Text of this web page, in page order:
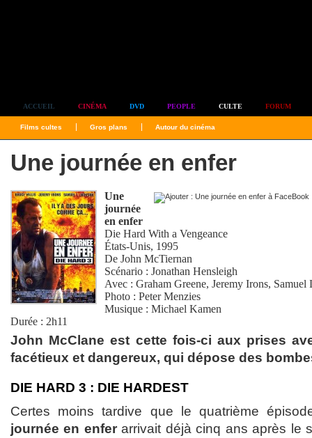
ACCUEIL CINÉMA DVD PEOPLE CULTE FORUM
Films cultes Gros plans Autour du cinéma
Une journée en enfer
Une
journée
en enfer
Die Hard With a Vengeance
États-Unis, 1995
DeJohn McTiernan
Scénario :Jonathan Hensleigh
Avec :Graham Greene,Jeremy Irons, Samuel
Photo :Peter Menzies
Musique :Michael Kamen
Durée : 2h11
John McClane est cette fois-ci aux prises
facétieux et dangereux, qui dépose des
DIE HARD 3 : DIE HARDEST
Certes moins tardive que le quatrième
journée en enferarrivait déjà cinq ans après le